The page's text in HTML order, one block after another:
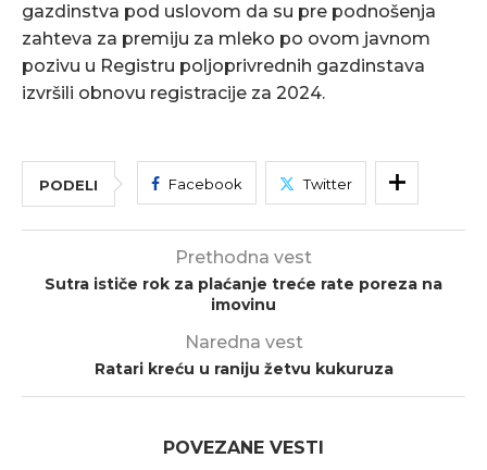
gazdinstva pod uslovom da su pre podnošenja
zahteva za premiju za mleko po ovom javnom
pozivu u Registru poljoprivrednih gazdinstava
izvršili obnovu registracije za 2024.
PODELI Facebook Twitter
Prethodna vest
Sutra ističe rok za plaćanje treće rate poreza na
imovinu
Naredna vest
Ratari kreću u raniju žetvu kukuruza
POVEZANE VESTI